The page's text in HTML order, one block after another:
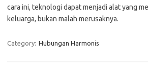
cara ini, teknologi dapat menjadi alat yang
keluarga, bukan malah merusaknya.
Category: Hubungan Harmonis